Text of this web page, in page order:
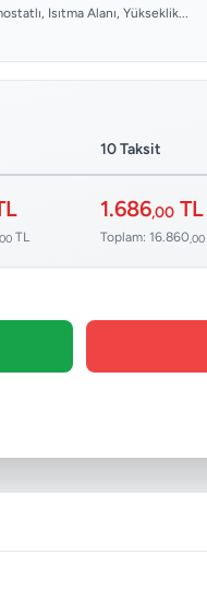
Isıtma Alanı, Yükseklik...
10 Taksit
,00 TL
1.686,00 TL
Toplam: 16.860 ,00